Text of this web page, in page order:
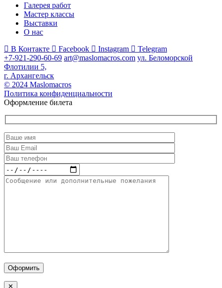
Галерея работ
Мастер классы
Выставки
О нас
В Контакте
Facebook Instagram
Telegram
+7-921-290-60-69 art@maslomacros.com ул. Беломорской
Флотилии 5,
г. Архангельск
© 2024 Maslomacros
Политика конфиденциальности
Оформление билета
Оформить
✕